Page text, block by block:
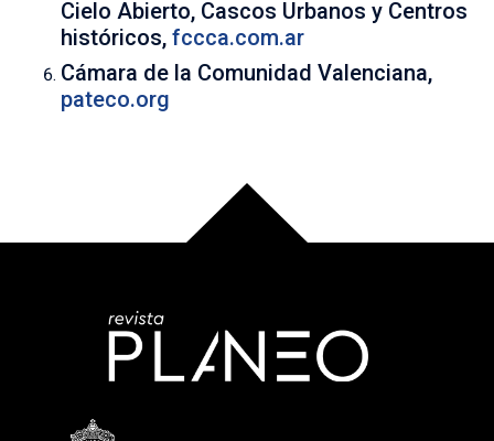
Cielo Abierto, Cascos Urbanos y Centros
históricos, fccca.com.ar
Cámara de la Comunidad Valenciana,
pateco.org